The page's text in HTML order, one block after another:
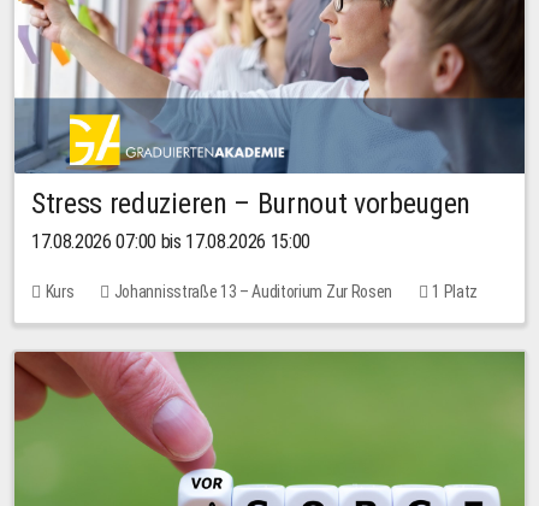
Stress reduzieren – Burnout vorbeugen
17.08.2026 07:00 bis 17.08.2026 15:00
Kurs Johannisstraße 13 – Auditorium Zur Rosen
1 Platz
10,00 EUR